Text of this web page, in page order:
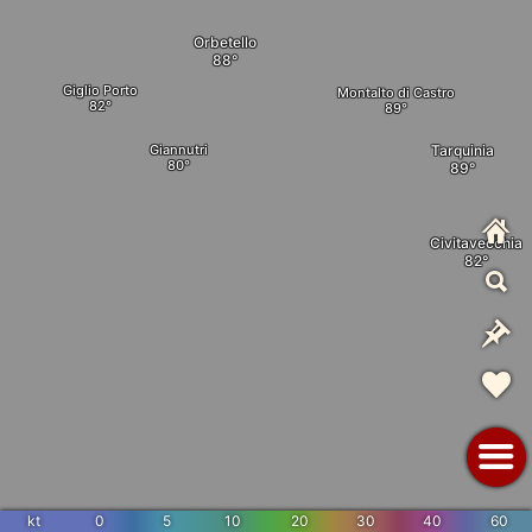
Tarquinia
Montalto di Castro
Civitavecchia
Giannutri
Orbetello
Giglio Porto
kt 0 5 10 20 30 40 60